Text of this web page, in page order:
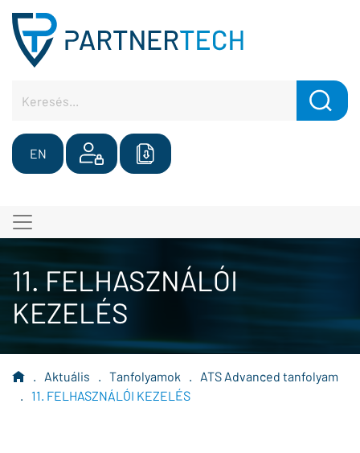
EN
11. FELHASZNÁLÓI
KEZELÉS
. Aktuális . Tanfolyamok .
ATS Advanced tanfolyam
.
11. FELHASZNÁLÓI KEZELÉS